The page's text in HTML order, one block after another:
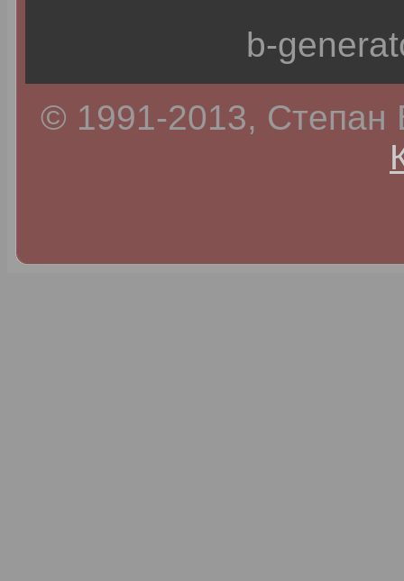
b-
© 1991-2013, Степан